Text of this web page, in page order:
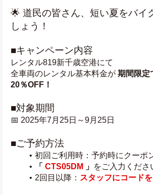
🌟 道民の皆さん、短い夏をバイ
しょう！
■キャンペーン内容
レンタル819新千歳空港にて
全車両のレンタル基本料金が 期間限定
20％OFF！
■対象期間
📅 2025年7月25日～9月25日
■ご予約方法
初回ご利用時：予約時にクーポ
「 CTS05DM 」 をご入力くださ
2回目以降： スタッフにコード